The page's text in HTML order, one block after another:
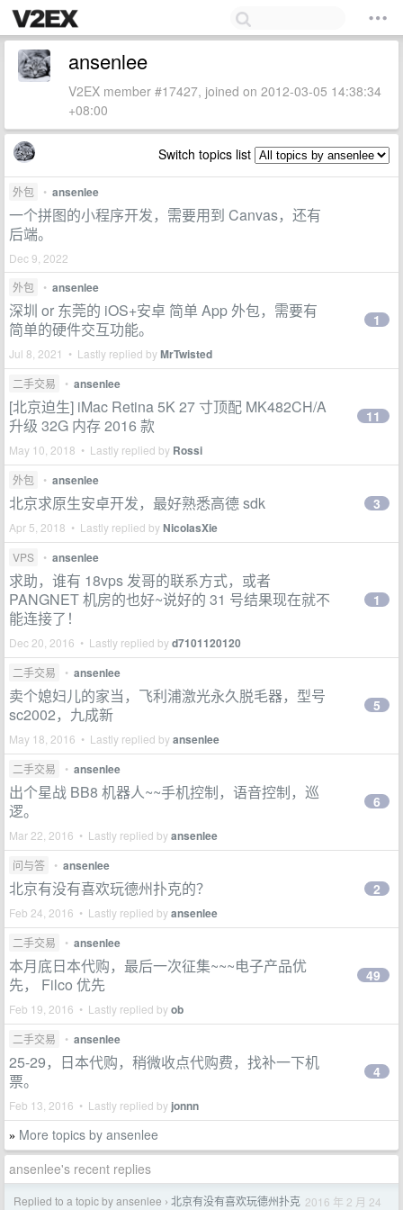
ansenlee
V2EX member #17427, joined on 2012-03-05 14:38:34
+08:00
Switch topics list
外包 • ansenlee
一个拼图的小程序开发，需要用到 Canvas，还有
后端。
Dec 9, 2022
外包
• ansenlee
深圳 or 东莞的 iOS+安卓 简单 App 外包，需要有
简单的硬件交互功能。
Jul 8, 2021 • Lastly replied byMrTwisted
1
二手交易 • ansenlee
[北京迫生] iMac Retina 5K 27 寸顶配 MK482CH/A
升级 32G 内存 2016 款
May 10, 2018 • Lastly replied by Rossi
11
外包 • ansenlee
北京求原生安卓开发，最好熟悉高德 sdk
Apr 5, 2018 • Lastly replied byNicolasXie
3
VPS • ansenlee
求助，谁有 18vps 发哥的联系方式，或者
PANGNET 机房的也好~说好的 31 号结果现在就不
能连接了！
Dec 20, 2016 • Lastly replied byd7101120120
1
二手交易 • ansenlee
卖个媳妇儿的家当，飞利浦激光永久脱毛器，型号
sc2002，九成新
May 18, 2016 • Lastly replied byansenlee
5
二手交易 • ansenlee
出个星战 BB8 机器人~~手机控制，语音控制，巡
逻。
Mar 22, 2016 • Lastly replied byansenlee
6
问与答 • ansenlee
北京有没有喜欢玩德州扑克的？
Feb 24, 2016 • Lastly replied byansenlee
2
二手交易 • ansenlee
本月底日本代购，最后一次征集~~~电子产品优
先， Filco 优先
Feb 19, 2016 • Lastly replied byob
49
二手交易 • ansenlee
25-29，日本代购，稍微收点代购费，找补一下机
票。
Feb 13, 2016 • Lastly replied by jonnn
4
» More topics by ansenlee
ansenlee's recent replies
Replied to a topic by ansenlee › 北京有没有喜欢玩德州扑克 2016 年 2 月 24